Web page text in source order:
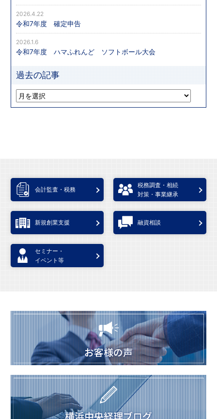
令和7年度 確定申告
2026.4.22
令和7年度 ハマふれんど ソフトボール大会
2026.1.6
過去の記事
会計監査・税務
税務調査・相続
対策・事業継承
新規創業支援 融資相談
セミナー・
イベント等